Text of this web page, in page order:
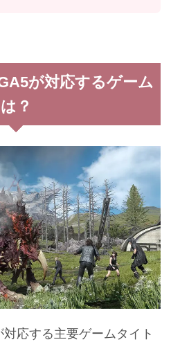
が対応するゲーム
は？
応する主要ゲームタイト